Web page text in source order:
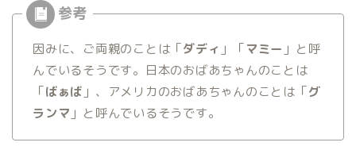
因みに、ご両親のことは「ダディ 」「マミー 」と呼
んでいるそうです。日本のおばあちゃんのことは
「ばぁば 」、アメリカのおばあちゃんのことは「グ
ランマ 」と呼んでいるそうです。